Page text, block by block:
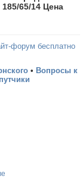
65/14 Цена
форум бесплатно
• Вопросы к